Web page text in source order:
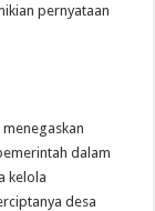
pernyataan
menegaskan
dalam
kelola
desa